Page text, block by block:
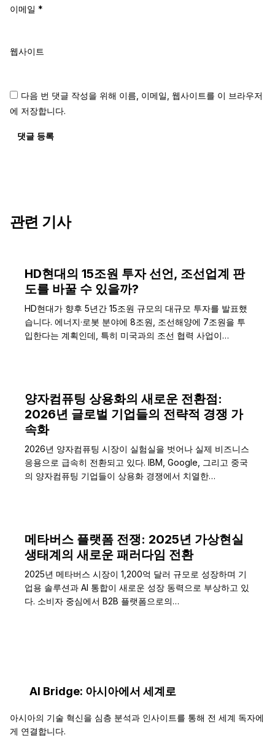
이메일 *
웹사이트
다음 번 댓글 작성을 위해 이름, 이메일, 웹사이트를 이 브라우저
에 저장합니다.
댓글 등록
관련 기사
HD현대의 15조원 투자 선언, 조선업계 판
도를 바꿀 수 있을까?
HD현대가 향후 5년간 15조원 규모의 대규모 투자를 발표했
습니다. 에너지·로봇 분야에 8조원, 조선해양에 7조원을 투
입한다는 계획인데, 특히 미국과의 조선 협력 사업이…
양자컴퓨팅 상용화의 새로운 전환점:
2026년 글로벌 기업들의 전략적 경쟁 가
속화
2026년 양자컴퓨팅 시장이 실험실을 벗어나 실제 비즈니스
응용으로 급속히 전환되고 있다. IBM, Google, 그리고 중국
의 양자컴퓨팅 기업들이 상용화 경쟁에서 치열한…
메타버스 플랫폼 전쟁: 2025년 가상현실
생태계의 새로운 패러다임 전환
2025년 메타버스 시장이 1,200억 달러 규모로 성장하며 기
업용 솔루션과 AI 통합이 새로운 성장 동력으로 부상하고 있
다. 소비자 중심에서 B2B 플랫폼으로의…
AI Bridge: 아시아에서 세계로
아시아의 기술 혁신을 심층 분석과 인사이트를 통해 전 세계 독자에
게 연결합니다.